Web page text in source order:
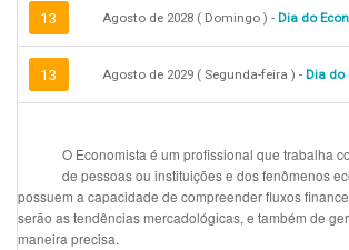
13 Agosto de 2028 ( Domingo ) - Dia do
13 Agosto de 2029 ( Segunda-feira ) - Dia do
O Economista é um profissional que trabalha
de pessoas ou instituições e dos fenômenos
possuem a capacidade de compreender fluxos
serão as tendências mercadológicas, e também de
maneira precisa.